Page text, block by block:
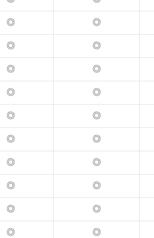
◎ ◎
◎ ◎
◎ ◎
◎ ◎
◎ ◎
◎ ◎
◎ ◎
◎ ◎
◎ ◎
◎ ◎